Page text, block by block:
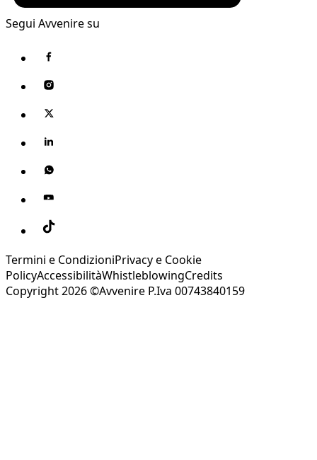
Segui Avvenire su
Termini e CondizioniPrivacy e Cookie
PolicyAccessibilitàWhistleblowingCredits
Copyright 2026 ©Avvenire P.Iva 00743840159